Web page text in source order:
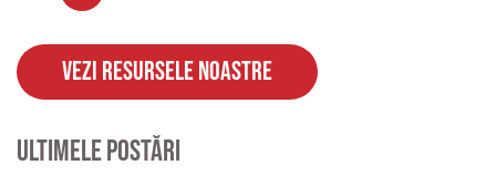
Vezi resursele noastre
Ultimele postări